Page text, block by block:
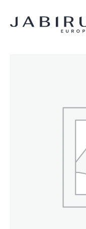
Accueil Non classé